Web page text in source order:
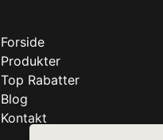
Forside
Produkter
Top Rabatter
Blog
Kontakt